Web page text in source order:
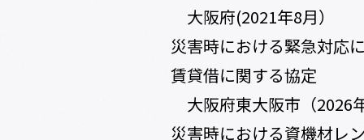
大阪府(2021年8月）
災害時における緊急対応
賃貸借に関する協定
大阪府東大阪市（2026
災害時における資機材レ